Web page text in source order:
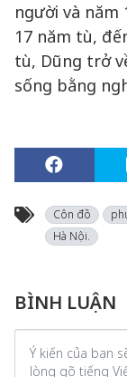
người và năm
17 năm tù,
tù, Dũng trở
sống bằng
Côn đồ
Hà Nội.
BÌNH LUẬN